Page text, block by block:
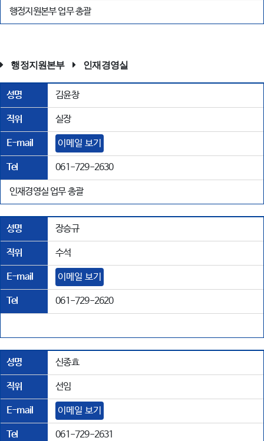
행정지원본부 업무 총괄
행정지원본부 인재경영실
성명 김윤창
직위 실장
E-mail 이메일 보기
Tel 061-729-2630
인재경영실 업무 총괄
성명 장승규
직위 수석
E-mail 이메일 보기
Tel 061-729-2620
성명 신종효
직위 선임
E-mail 이메일 보기
Tel 061-729-2631